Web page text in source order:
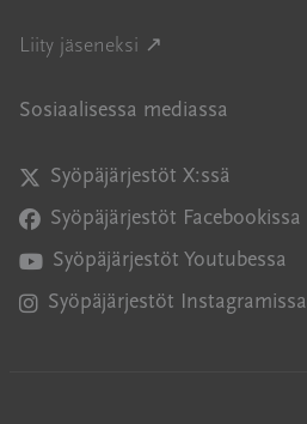
Liity jäseneksi ↗
Sosiaalisessa mediassa
Syöpäjärjestöt X:ssä
Avautuu uuteen ikkunaan
Syöpäjärjestöt Facebookissa
Avautuu uuteen ikkunaan
Syöpäjärjestöt Youtubessa
Avautuu uuteen ikkunaan
Syöpäjärjestöt Instagramissa
Avautuu uuteen ikkunaan